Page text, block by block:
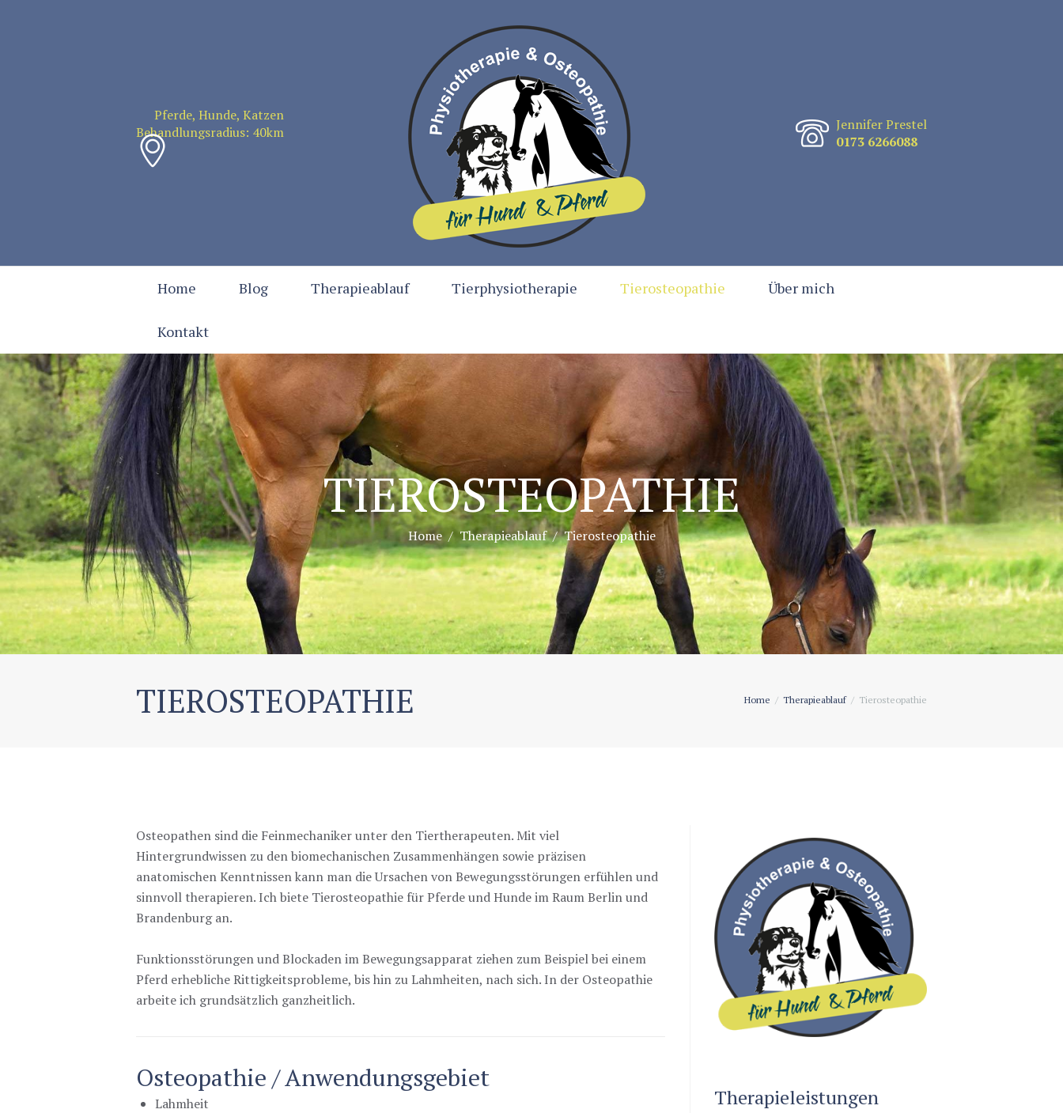
Pferde, Hunde, Katzen
Behandlungsradius: 40km
Jennifer Prestel
0173 6266088
Home Blog Therapieablauf Tierphysiotherapie Tierosteopathie Über mich
Kontakt
TIEROSTEOPATHIE
Home Therapieablauf Tierosteopathie
TIEROSTEOPATHIE Home Therapieablauf Tierosteopathie
Osteopathen sind die Feinmechaniker unter den Tiertherapeuten. Mit viel
Hintergrundwissen zu den biomechanischen Zusammenhängen sowie präzisen
anatomischen Kenntnissen kann man die Ursachen von Bewegungsstörungen erfühlen und
sinnvoll therapieren. Ich biete Tierosteopathie für Pferde und Hunde im Raum Berlin und
Brandenburg an.
Funktionsstörungen und Blockaden im Bewegungsapparat ziehen zum Beispiel bei einem
Pferd erhebliche Rittigkeitsprobleme, bis hin zu Lahmheiten, nach sich. In der Osteopathie
arbeite ich grundsätzlich ganzheitlich.
Osteopathie / Anwendungsgebiet
Lahmheit
Therapieleistungen